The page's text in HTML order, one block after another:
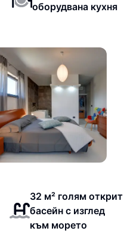
оборудвана кухня
32 м² голям открит
басейн с изглед
към морето